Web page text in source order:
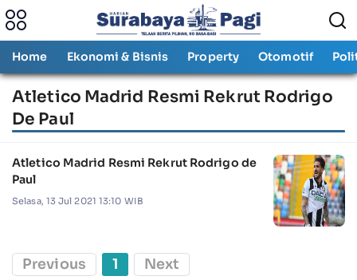
Home Ekonomi & Bisnis Property Otomotif
Atletico Madrid Resmi Rekrut Rodrigo
De Paul
Atletico Madrid Resmi Rekrut Rodrigo de
Paul
Selasa, 13 Jul 2021 13:10 WIB
Previous 1 Next